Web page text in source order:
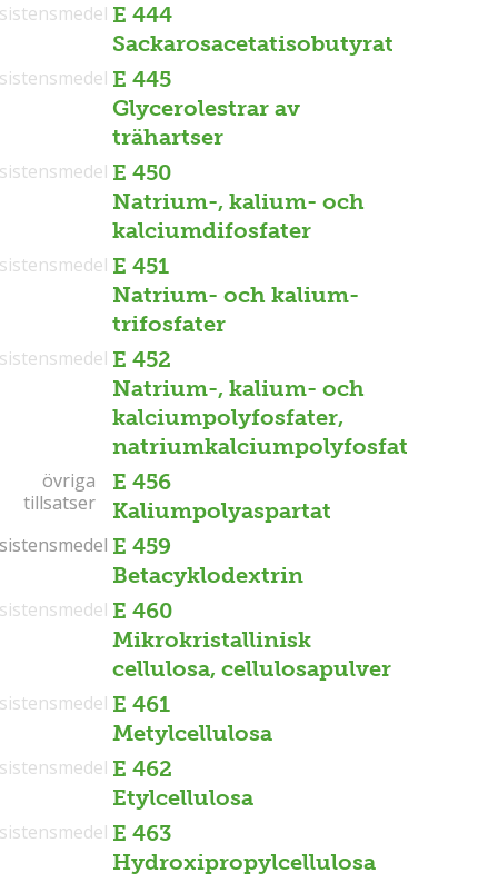
E 444
Sackarosacetatisobutyrat
E 445
Glycerolestrar av
trähartser
E 450
Natrium-, kalium- och
kalciumdifosfater
E 451
Natrium- och kalium-
trifosfater
E 452
Natrium-, kalium- och
kalciumpolyfosfater,
natriumkalciumpolyfosfat
E 456
Kaliumpolyaspartat
övriga
tillsatser
övriga
tillsatser
E 459
Betacyklodextrin
E 460
Mikrokristallinisk
cellulosa, cellulosapulver
E 461
Metylcellulosa
E 462
Etylcellulosa
E 463
Hydroxipropylcellulosa